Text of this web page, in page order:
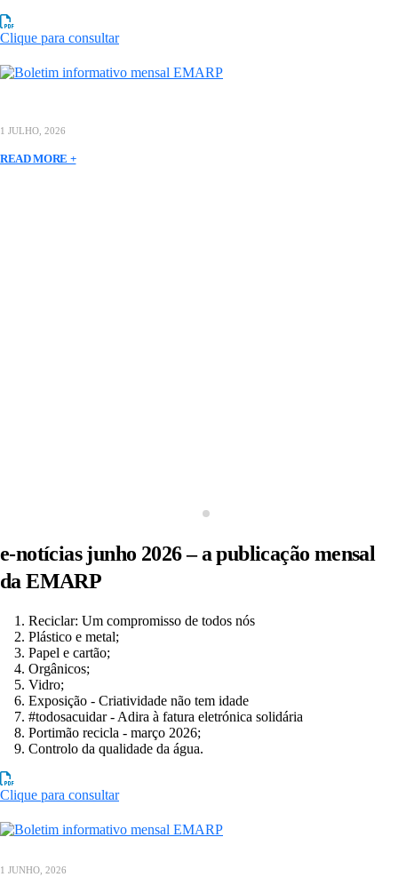
Clique para consultar
1 JULHO, 2026
READ MORE +
e-notícias junho 2026 – a publicação mensal
da EMARP
Reciclar: Um compromisso de todos nós
Plástico e metal;
Papel e cartão;
Orgânicos;
Vidro;
Exposição - Criatividade não tem idade
#todosacuidar - Adira à fatura eletrónica solidária
Portimão recicla - março 2026;
Controlo da qualidade da água.
Clique para consultar
1 JUNHO, 2026